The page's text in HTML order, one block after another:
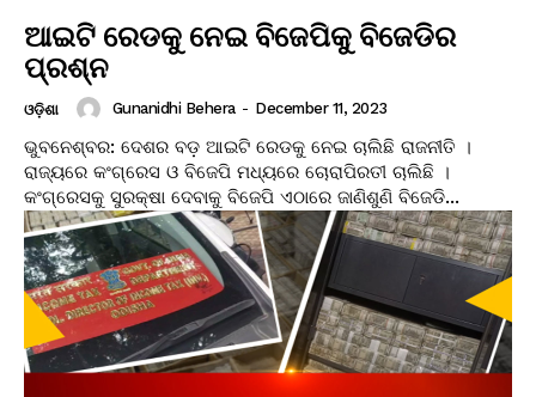
ଆଇଟି ରେଡକୁ ନେଇ ବିଜେପିକୁ ବିଜେଡିର
ପ୍ରଶ୍ନ
ଓଡ଼ିଶା Gunanidhi Behera - December 11, 2023
ଭୁବନେଶ୍ବର: ଦେଶର ବଡ଼ ଆଇଟି ରେଡକୁ ନେଇ ଚାଲିଛି ରାଜନୀତି ।
ରାଜ୍ୟରେ କଂଗ୍ରେସ ଓ ବିଜେପି ମଧ୍ୟରେ ଚୋରାପିରତୀ ଚାଲିଛି ।
କଂଗ୍ରେସକୁ ସୁରକ୍ଷା ଦେବାକୁ ବିଜେପି ଏଠାରେ ଜାଣିଶୁଣି ବିଜେଡି...